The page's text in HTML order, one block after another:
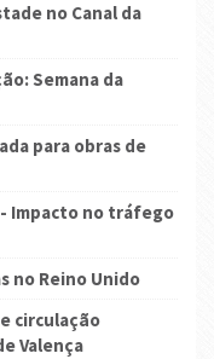
no Canal da
Semana da
para obras de
- Impacto no tráfego
no Reino Unido
circulação
Valença